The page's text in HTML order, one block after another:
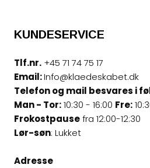
KUNDESERVICE
Tlf.nr. +45 71 74 75 17
Email:Info@klaedeskabet.dk
Telefon og mail besvares i
Man - Tor:10:30 - 16:00 Fre:
Frokostpausefra 12:00-12:30
Lør-søn: Lukket
Adresse